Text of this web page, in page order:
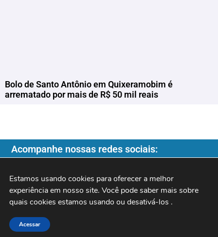
Bolo de Santo Antônio em Quixeramobim é
arrematado por mais de R$ 50 mil reais
Acompanhe nossas redes sociais:
Copyright ©️ 2026| Programa do Rochinha |
Estamos usando cookies para oferecer a melhor
experiência em nosso site. Você pode saber mais sobre
quais cookies estamos usando ou desativá-los .
Acessar